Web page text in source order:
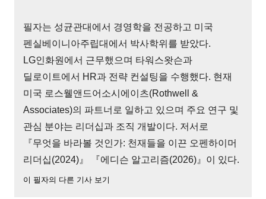
필자는 성균관대에서 경영학을 전공하고 미국
펜실베이니아주립대에서 박사학위를 받았다.
LG인화원에서 근무했으며 타워스왓슨과
딜로이트에서 HR과 전략 컨설팅을 수행했다. 현재
미국 로스웰앤드어소시에이츠(Rothwell &
Associates)의 파트너로 일하고 있으며 주요 연구 및
관심 분야는 리더십과 조직 개발이다. 저서로
『무엇을 바라볼 것인가: 천재들을 이끈 오펜하이머
리더십(2024)』 『에디슨 알고리즘(2026)』이 있다.
이 필자의 다른 기사 보기